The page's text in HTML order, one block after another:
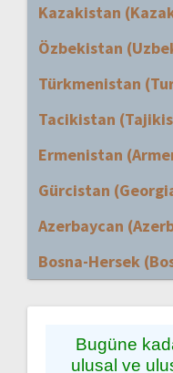
Kazakistan
Özbekistan
Türkmenistan
Tacikistan
Ermenistan
Gürcistan
Azerbaycan
Bosna-Hersek
Bugüne
ulusal ve